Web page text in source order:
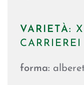
VARIETÀ:
CARRIEREI
forma: